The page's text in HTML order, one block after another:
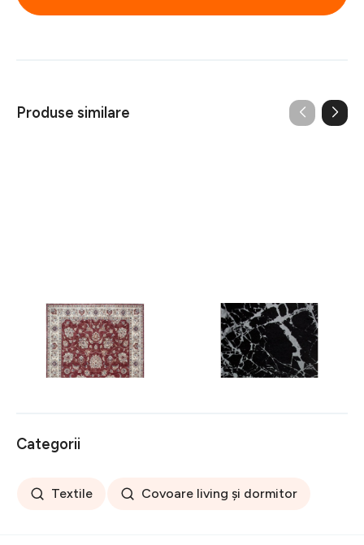
Produse similare
Covor rezistent Eko, ALT
05 - Red, Ivory, 100%
poliester, 80 x 150 cm
256 lei
Covor rezistent SM 21 -
Black, Silver XW, 80x300
441 lei
Categorii
Textile Covoare living și dormitor